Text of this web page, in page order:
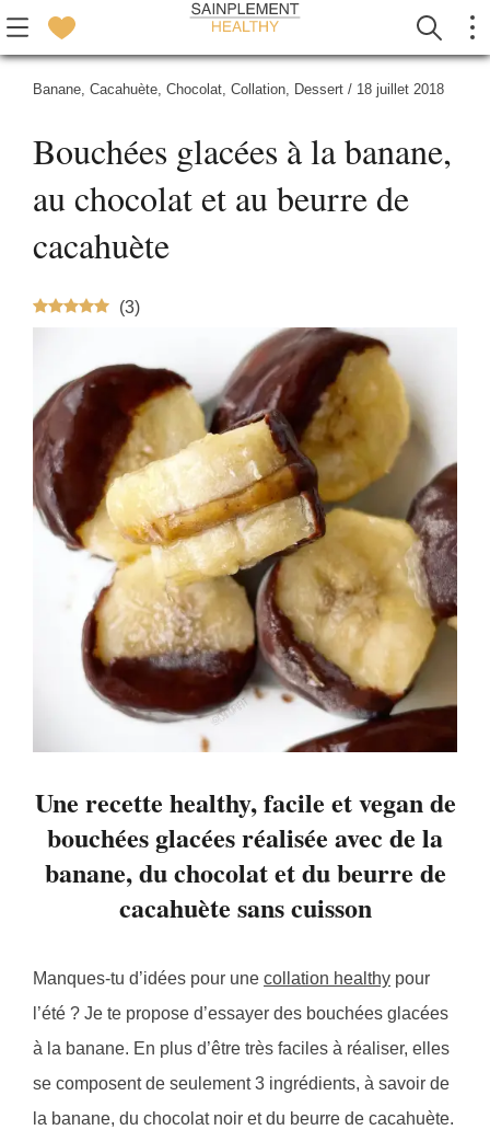
Banane, Cacahuète, Chocolat, Collation, Dessert / 18 juillet 2018
Bouchées glacées à la banane,
au chocolat et au beurre de
cacahuète
(3)
Une recette healthy, facile et vegan de
bouchées glacées réalisée avec de la
banane, du chocolat et du beurre de
cacahuète sans cuisson
Manques-tu d’idées pour une collation healthy pour
l’été ? Je te propose d’essayer des bouchées glacées
à la banane. En plus d’être très faciles à réaliser, elles
se composent de seulement 3 ingrédients, à savoir de
la banane, du chocolat noir et du beurre de cacahuète.